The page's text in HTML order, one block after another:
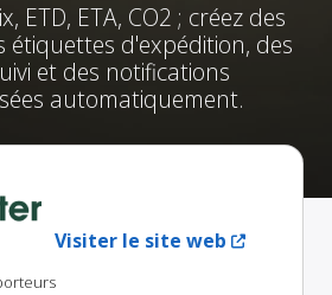
ETD, ETA, CO2 ; créez des
étiquettes d'expédition, des
et des notifications
automatiquement.
Visiter le site web